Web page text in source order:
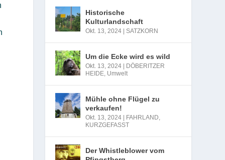
Historische
Kulturlandschaft
Okt. 13, 2024 |SATZKORN
Um die Ecke wird es wild
Okt. 13, 2024
DÖBERITZER
HEIDE, Umwelt
Mühle ohne Flügel zu
verkaufen!
Okt. 13, 2024 FAHRLAND,
KURZGEFASST
Der Whistleblower vom